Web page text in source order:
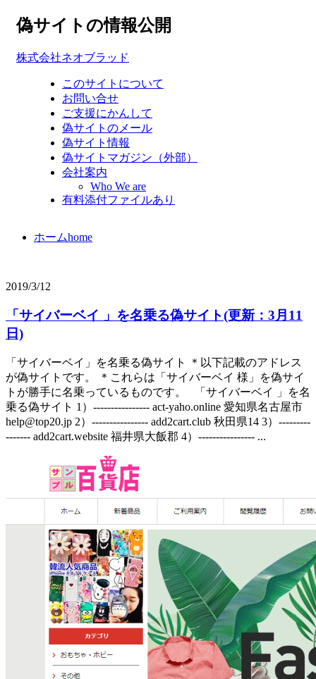
偽サイトの情報公開
株式会社ネオブラッド
このサイトについて
お問い合せ
ご支援にかんして
偽サイトのメール
偽サイト情報
偽サイトマガジン（外部）
会社案内
Who We are
有料添付ファイルあり
ホームhome
2019/3/12
「サイバーベイ 」を名乗る偽サイト(更新：3月11
日)
「サイバーベイ」を名乗る偽サイト ＊以下記載のアドレス
が偽サイトです。 ＊これらは「サイバーベイ 様」を偽サイ
トが勝手に名乗っているものです。 「サイバーベイ 」を名
乗る偽サイト 1）---------------- act-yaho.online 愛知県名古屋市
help@top20.jp 2）---------------- add2cart.club 秋田県14 3）---------
------- add2cart.website 福井県大飯郡 4）---------------- ...